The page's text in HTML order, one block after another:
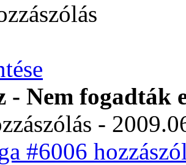
- Nem fogadták
-
#6006